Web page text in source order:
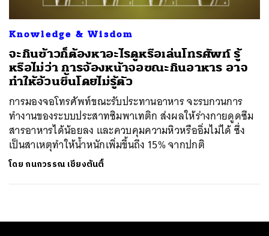
Knowledge & Wisdom
จะกินข้าวก็ต้องหาอะไรดูหรือเล่นโทรศัพท์ รู้
หรือไม่ว่า การจ้องหน้าจอขณะกินอาหาร อาจ
ทำให้อ้วนขึ้นโดยไม่รู้ตัว
การมองจอโทรศัพท์ขณะรับประทานอาหาร จะรบกวนการ
ทำงานของระบบประสาทซิมพาเทติก ส่งผลให้ร่างกายดูดซึม
สารอาหารได้น้อยลง และควบคุมความหิวหรืออิ่มไม่ได้ ซึ่ง
เป็นสาเหตุทำให้น้ำหนักเพิ่มขึ้นถึง 15% จากปกติ
โดย กนกวรรณ เชียงตันติ์
SHARE TWEET LINE EMAIL